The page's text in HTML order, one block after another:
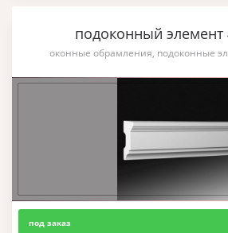
подоконный элемент
оконные обрамления, подоконные
под заказ